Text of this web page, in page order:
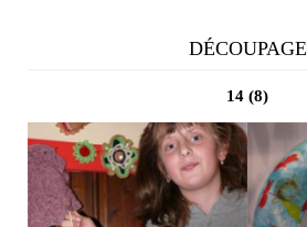
DÉCOUPAGE
14 (8)